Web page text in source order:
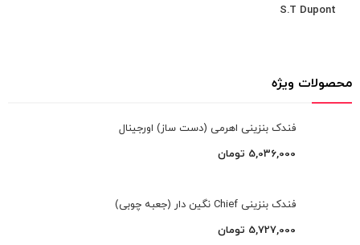
S.T Dupont
محصولات ویژه
فندک بنزینی اهرمی (دست ساز) اورجینال
5,036,000 تومان
فندک بنزینی Chief نگین دار (جعبه چوبی)
5,727,000 تومان